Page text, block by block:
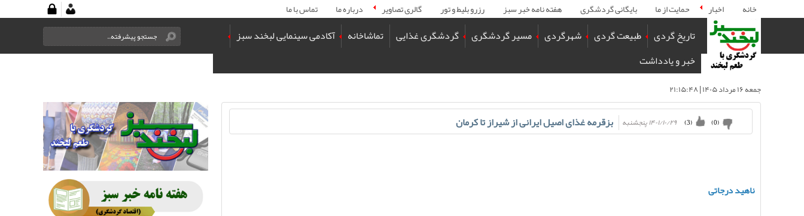
خانه اخبار حمایت از ما بایگانی گردشگری هفته نامه خبر سبز رزرو بلیط و تور گالری تصاویر درباره ما تماس با ما
تاریخ گردی طبیعت گردی شهرگردی مسیر گردشگری گردشگری غذایی تماشاخانه
آکادمی سینمایی لبخند سبز
خبر و یادداشت
جمعه ۱۶ مرداد ۱۴۰۵ | ۲۱:۱۵:۴۸
۱۴۰۱/۱۰/۲۹ پنجشنبه (
3
) (
0
) بزقرمه غذای اصیل ایرانی از شیراز تا کرمان
ناهید درجاتی